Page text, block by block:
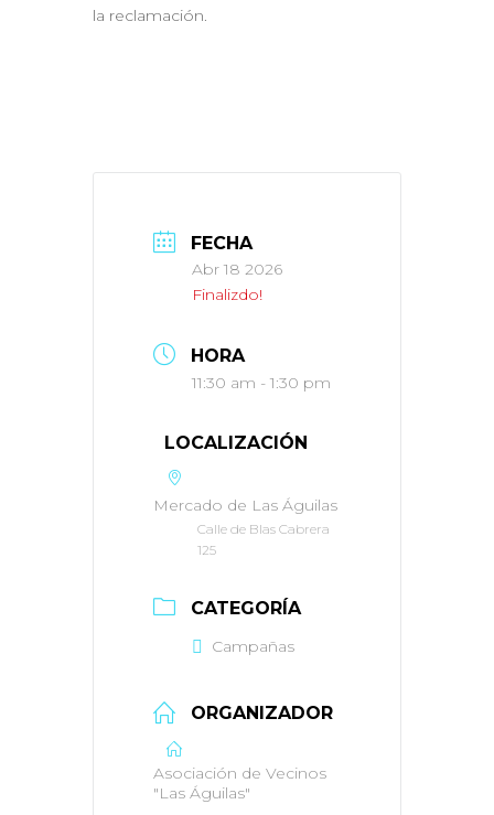
la reclamación.
FECHA
Abr 18 2026
Finalizdo!
HORA
11:30 am - 1:30 pm
LOCALIZACIÓN
Mercado de Las Águilas
Calle de Blas Cabrera
125
CATEGORÍA
Campañas
ORGANIZADOR
Asociación de Vecinos
"Las Águilas"